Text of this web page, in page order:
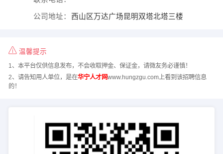
公司地址： 西山区万达广场昆明双塔北塔三楼
温馨提示
1、本平台仅供信息发布，不会收取押金、保证金，请微友务必谨慎！
2、请告知用人单位，是在华宁人才网www.hungzgu.com上看到该招聘信息
的！